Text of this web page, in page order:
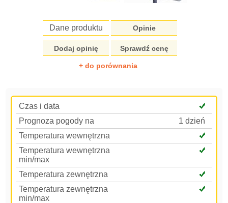
Dane produktu Opinie
Dodaj opinię Sprawdź cenę
+ do porównania
Czas i data
Prognoza pogody na
1 dzień
Temperatura wewnętrzna
Temperatura wewnętrzna
min/max
Temperatura zewnętrzna
Temperatura zewnętrzna
min/max